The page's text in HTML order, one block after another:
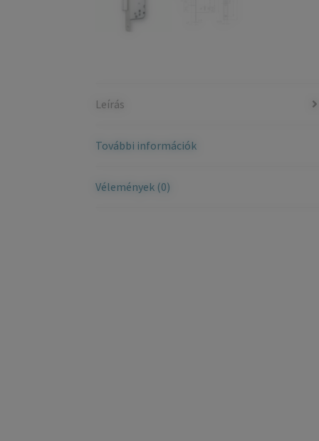
Leírás
További információk
Vélemények (0)